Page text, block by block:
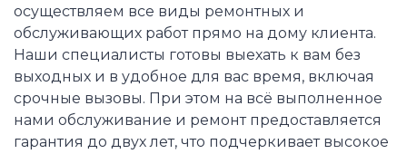
осуществляем все виды ремонтных и
обслуживающих работ прямо на дому клиента.
Наши специалисты готовы выехать к вам без
выходных и в удобное для вас время, включая
срочные вызовы. При этом на всё выполненное
нами обслуживание и ремонт предоставляется
гарантия до двух лет, что подчеркивает высокое